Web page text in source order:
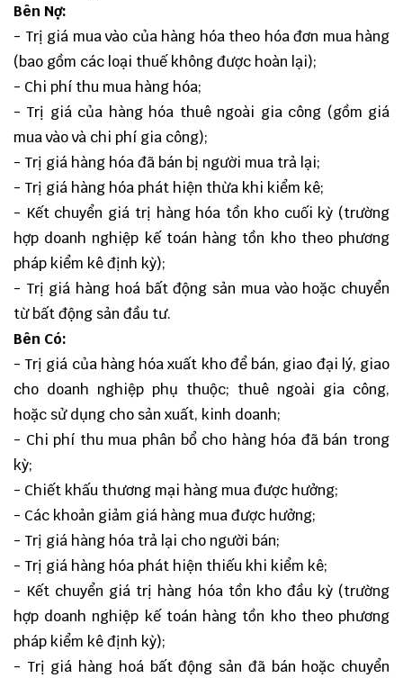
Bên Nợ:
- Trị giá mua vào của hàng hóa theo hóa đơn mua hàng
(bao gồm các loại thuế không được hoàn lại);
- Chi phí thu mua hàng hóa;
- Trị giá của hàng hóa thuê ngoài gia công (gồm giá
mua vào và chi phí gia công);
- Trị giá hàng hóa đã bán bị người mua trả lại;
- Trị giá hàng hóa phát hiện thừa khi kiểm kê;
- Kết chuyển giá trị hàng hóa tồn kho cuối kỳ (trường
hợp doanh nghiệp kế toán hàng tồn kho theo phương
pháp kiểm kê định kỳ);
- Trị giá hàng hoá bất động sản mua vào hoặc chuyển
từ bất động sản đầu tư.
Bên Có:
- Trị giá của hàng hóa xuất kho để bán, giao đại lý, giao
cho doanh nghiệp phụ thuộc; thuê ngoài gia công,
hoặc sử dụng cho sản xuất, kinh doanh;
- Chi phí thu mua phân bổ cho hàng hóa đã bán trong
kỳ;
- Chiết khấu thương mại hàng mua được hưởng;
- Các khoản giảm giá hàng mua được hưởng;
- Trị giá hàng hóa trả lại cho người bán;
- Trị giá hàng hóa phát hiện thiếu khi kiểm kê;
- Kết chuyển giá trị hàng hóa tồn kho đầu kỳ (trường
hợp doanh nghiệp kế toán hàng tồn kho theo phương
pháp kiểm kê định kỳ);
- Trị giá hàng hoá bất động sản đã bán hoặc chuyển